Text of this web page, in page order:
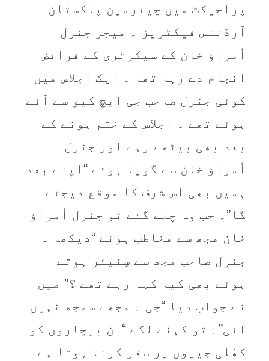
پراجیکٹ میں چیئرمین پاکستان
آرڈننس فیکٹریز ۔ میجر جنرل
اُمراؤ خان کے سیکرٹری کے فرائض
انجام دے رہا تھا ۔ ایک اجلاس میں
کوئی جنرل صاحب جی ایچ کیو سے آئے
ہوئے تھے ۔ اجلاس کے ختم ہونے کے
بعد بھی بیٹھے رہے اور جنرل
اُمراؤ خان سے گویا ہوئے “اپنے بعد
ہمیں بھی اس شرف کا موقع دیجئے
گا”۔ جب وہ چلے گئے تو جنرل اُمراؤ
خان مجھ سے مخاطب ہوئے “دیکھا ۔
جنرل صاحب مجھ سے سِنیئر ہوتے
ہوئے بھی کیا کہہ رہے تھے ؟” میں
نے جواب دیا “جی ۔ مجھے سمجھ نہیں
آئی”۔ تو کہنے لگے “ان بیچاروں کو
کھُلی جیپوں پر سفر کرنا ہوتا ہے